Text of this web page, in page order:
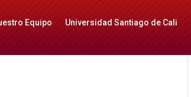
Equipo Universidad Santiago de Cali